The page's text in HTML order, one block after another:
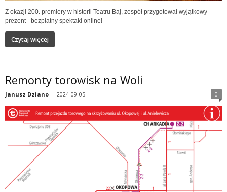
Z okazji 200. premiery w historii Teatru Baj, zespół przygotował wyjątkowy
prezent - bezpłatny spektakl online!
Czytaj więcej
Remonty torowisk na Woli
Janusz Dziano - 2024-09-05 0